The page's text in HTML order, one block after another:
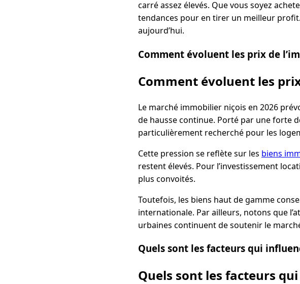
carré assez élevés. Que vous soyez
tendances pour en tirer un meilleur
aujourd’hui.
Comment évoluent les prix de
Comment évoluent les
Le marché immobilier niçois en 2026
de hausse continue. Porté par une forte
particulièrement recherché pour les
Cette pression se reflète sur les biens
restent élevés. Pour l’investissement
plus convoités.
Toutefois, les biens haut de gamme
internationale. Par ailleurs, notons que
urbaines continuent de soutenir le
Quels sont les facteurs qui
Quels sont les facteurs